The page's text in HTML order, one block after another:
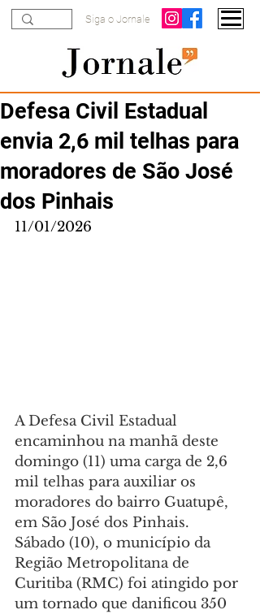
Siga o Jornale
Defesa Civil Estadual
envia 2,6 mil telhas para
moradores de São José
dos Pinhais
11/01/2026
A Defesa Civil Estadual
encaminhou na manhã deste
domingo (11) uma carga de 2,6
mil telhas para auxiliar os
moradores do bairro Guatupê,
em São José dos Pinhais.
Sábado (10), o município da
Região Metropolitana de
Curitiba (RMC) foi atingido por
um tornado que danificou 350